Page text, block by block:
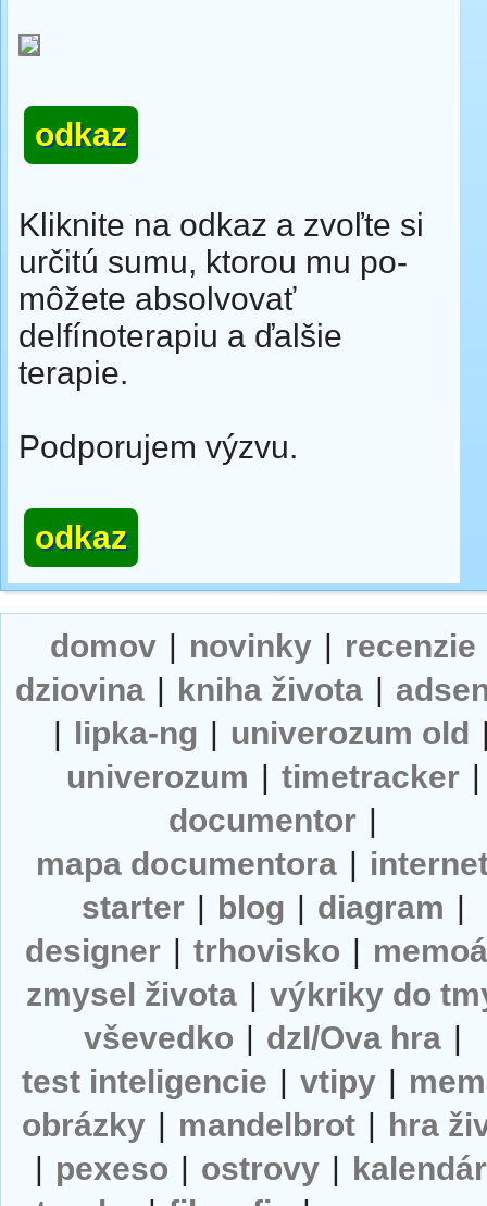
odkaz
Kliknite na odkaz a zvoľte si
určitú sumu, ktorou mu po­
mô­že­te absolvovať
delfínoterapiu a ďalšie
terapie.
Podporujem výzvu.
odkaz
domov | novinky | recenzie
dziovina | kniha života |
| lipka-ng | univerozum old
univerozum | timetracker |
documentor |
mapa documentora |
starter | blog | diagram |
designer | trhovisko |
zmysel života | výkriky do
vševedko | dzI/Ova hra |
test inteligencie | vtipy |
obrázky | mandelbrot | hra
| pexeso | ostrovy | kalendár